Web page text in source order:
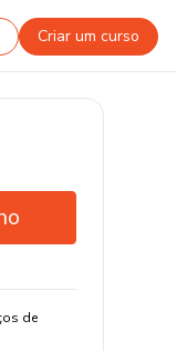
Criar um curso
de